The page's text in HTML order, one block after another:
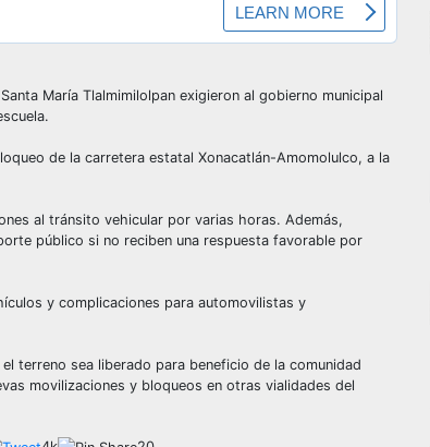
María Tlalmimilolpan exigieron al gobierno municipal
de la carretera estatal Xonacatlán-Amomolulco, a la
al tránsito vehicular por varias horas. Además,
público si no reciben una respuesta favorable por
y complicaciones para automovilistas y
terreno sea liberado para beneficio de la comunidad
movilizaciones y bloqueos en otras vialidades del